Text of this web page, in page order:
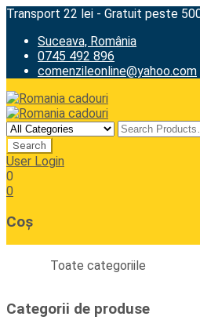
Transport 22 lei - Gratuit peste
Suceava, România
0745 492 896
comenzileonline@yahoo.com
User Login
0
0
Coș
Toate categoriile
Categorii de produse